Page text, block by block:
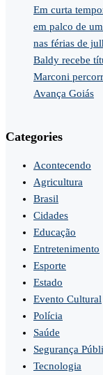
Em curta
em palco de
nas férias de
Baldy recebe
Marconi
Avança Goiás
Categories
Acontecendo
Agricultura
Brasil
Cidades
Educação
Entretenimento
Esporte
Estado
Evento Cultural
Polícia
Saúde
Segurança
Tecnologia